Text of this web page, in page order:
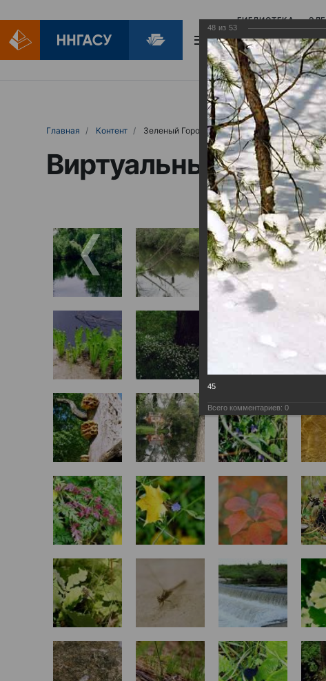
БИБЛИОТЕКА
БИБЛИОПОМОЩЬ
Главная Контент Зеленый Город
Виртуальные
48 из 53
45
Всего комментариев: 0